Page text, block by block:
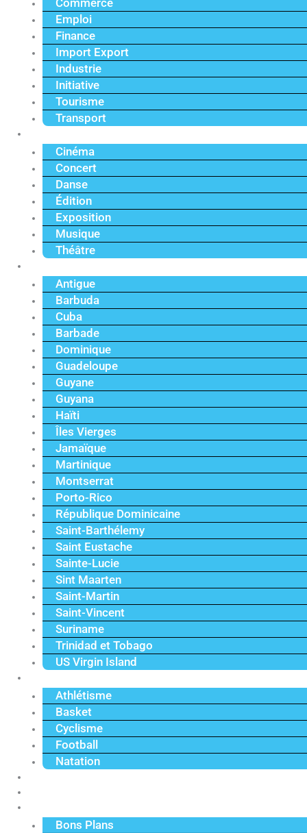
Commerce
Emploi
Finance
Import Export
Industrie
Initiative
Tourisme
Transport
Cinéma
Concert
Danse
Édition
Exposition
Musique
Théâtre
Antigue
Barbuda
Cuba
Barbade
Dominique
Guadeloupe
Guyane
Guyana
Haïti
Îles Vierges
Jamaïque
Martinique
Montserrat
Porto-Rico
République Dominicaine
Saint-Barthélemy
Saint Eustache
Sainte-Lucie
Sint Maarten
Saint-Martin
Saint-Vincent
Suriname
Trinidad et Tobago
US Virgin Island
Athlétisme
Basket
Cyclisme
Football
Natation
Bons Plans